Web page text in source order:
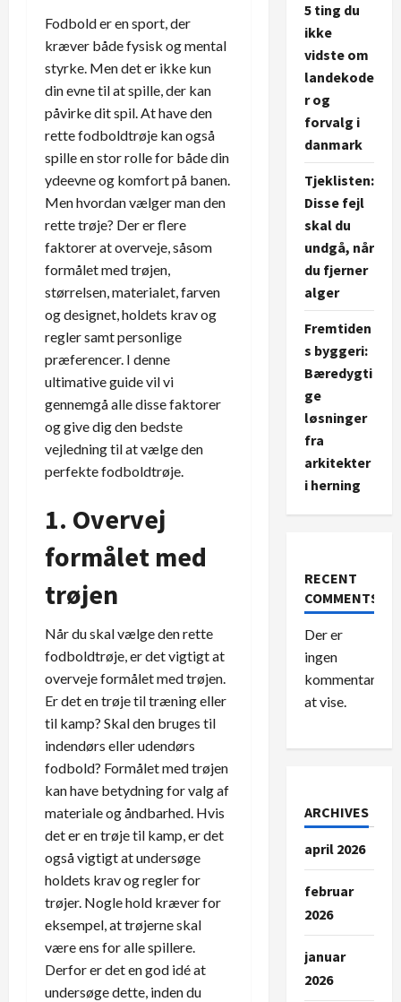
Fodbold er en sport, der
kræver både fysisk og mental
styrke. Men det er ikke kun
din evne til at spille, der kan
påvirke dit spil. At have den
rette fodboldtrøje kan også
spille en stor rolle for både din
ydeevne og komfort på banen.
Men hvordan vælger man den
rette trøje? Der er flere
faktorer at overveje, såsom
formålet med trøjen,
størrelsen, materialet, farven
og designet, holdets krav og
regler samt personlige
præferencer. I denne
ultimative guide vil vi
gennemgå alle disse faktorer
og give dig den bedste
vejledning til at vælge den
perfekte fodboldtrøje.
1. Overvej
formålet med
trøjen
Når du skal vælge den rette
fodboldtrøje, er det vigtigt at
overveje formålet med trøjen.
Er det en trøje til træning eller
til kamp? Skal den bruges til
indendørs eller udendørs
fodbold? Formålet med trøjen
kan have betydning for valg af
materiale og åndbarhed. Hvis
det er en trøje til kamp, er det
også vigtigt at undersøge
holdets krav og regler for
trøjer. Nogle hold kræver for
eksempel, at trøjerne skal
være ens for alle spillere.
Derfor er det en god idé at
undersøge dette, inden du
5 ting du
ikke
vidste om
landekode
r og
forvalg i
danmark
Tjeklisten:
Disse fejl
skal du
undgå, når
du fjerner
alger
Fremtiden
s byggeri:
Bæredygti
ge
løsninger
fra
arkitekter
i herning
RECENT
COMMENTS
Der er
ingen
kommentarer
at vise.
ARCHIVES
april 2026
februar
2026
januar
2026